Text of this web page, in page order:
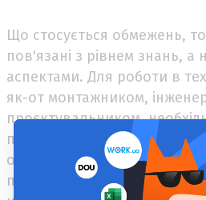
Що стосується обмежень,
пов'язані з рівнем знань, а
аспектами. Для роботи в
як-от монтажником,
проєктувальником,
підготовка та розуміння
оскільки курс включає як
практичні заняття. Якщо ж